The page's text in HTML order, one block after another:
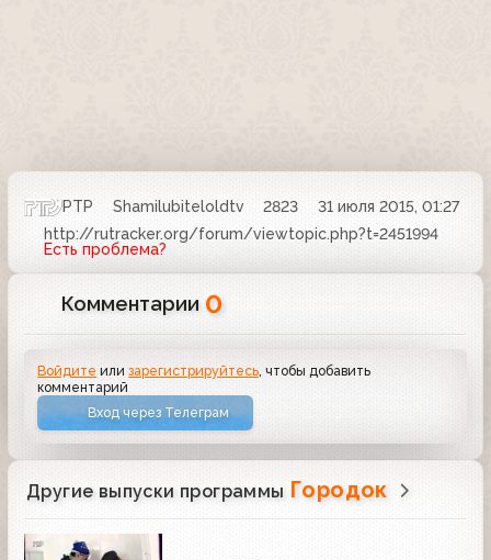
РТР Shamilubiteloldtv 2823
31 июля 2015, 01:27
http://rutracker.org/forum/viewtopic.php?t=2451994
Есть проблема?
Комментарии 0
Войдите илизарегистрируйтесь , чтобы добавить
комментарий
Вход через Телеграм
Другие выпуски программы Городок